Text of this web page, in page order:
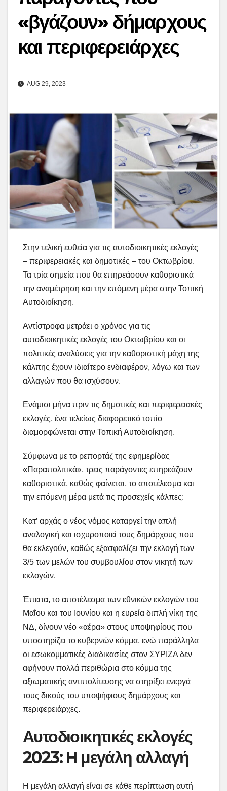
«βγάζουν» δήμαρχους
και περιφερειάρχες
AUG 29, 2023
Στην τελική ευθεία για τις αυτοδιοικητικές εκλογές
– περιφερειακές και δημοτικές – του Οκτωβρίου.
Τα τρία σημεία που θα επηρεάσουν καθοριστικά
την αναμέτρηση και την επόμενη μέρα στην Τοπική
Αυτοδιοίκηση.
Αντίστροφα μετράει ο χρόνος για τις
αυτοδιοικητικές εκλογές του Οκτωβρίου και οι
πολιτικές αναλύσεις για την καθοριστική μάχη της
κάλπης έχουν ιδιαίτερο ενδιαφέρον, λόγω και των
αλλαγών που θα ισχύσουν.
Ενάμισι μήνα πριν τις δημοτικές και περιφερειακές
εκλογές, ένα τελείως διαφορετικό τοπίο
διαμορφώνεται στην Τοπική Αυτοδιοίκηση.
Σύμφωνα με το ρεπορτάζ της εφημερίδας
«Παραπολιτικά», τρεις παράγοντες επηρεάζουν
καθοριστικά, καθώς φαίνεται, το αποτέλεσμα και
την επόμενη μέρα μετά τις προσεχείς κάλπες:
Κατ’ αρχάς ο νέος νόμος καταργεί την απλή
αναλογική και ισχυροποιεί τους δημάρχους που
θα εκλεγούν, καθώς εξασφαλίζει την εκλογή των
3/5 των μελών του συμβουλίου στον νικητή των
εκλογών.
Έπειτα, το αποτέλεσμα των εθνικών εκλογών του
Μαΐου και του Ιουνίου και η ευρεία διπλή νίκη της
ΝΔ, δίνουν νέο «αέρα» στους υποψηφίους που
υποστηρίζει το κυβερνών κόμμα, ενώ παράλληλα
οι εσωκομματικές διαδικασίες στον ΣΥΡΙΖΑ δεν
αφήνουν πολλά περιθώρια στο κόμμα της
αξιωματικής αντιπολίτευσης να στηρίξει ενεργά
τους δικούς του υποψήφιους δημάρχους και
περιφερειάρχες.
Αυτοδιοικητικές εκλογές
2023: Η μεγάλη αλλαγή
Η μεγάλη αλλαγή είναι σε κάθε περίπτωση αυτή